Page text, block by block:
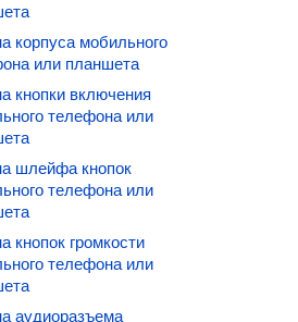
корпуса мобильного
или планшета
кнопки включения
телефона или
шлейфа кнопок
телефона или
кнопок громкости
телефона или
аудиоразъема